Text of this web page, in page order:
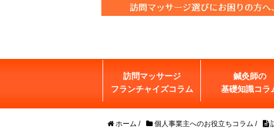
訪問マッサージ
フランチャイズコラム
鍼灸師の
基礎知識コラ
ホーム / 個人事業主へのお役立ちコラム /